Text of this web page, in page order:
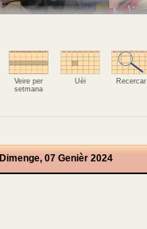
Veire per
setmana
Uèi Recercar
Dimenge, 07 Genièr 2024